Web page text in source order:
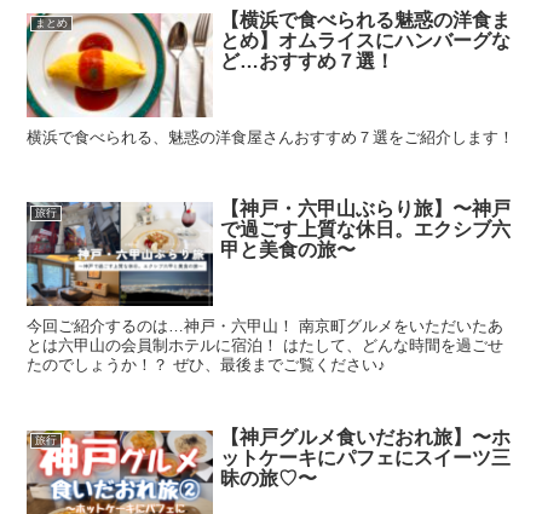
まとめ
【横浜で食べられる魅惑の洋食ま
とめ】オムライスにハンバーグな
ど…おすすめ７選！
横浜で食べられる、魅惑の洋食屋さんおすすめ７選をご紹介します！
旅行
【神戸・六甲山ぶらり旅】〜神戸
で過ごす上質な休日。エクシブ六
甲と美食の旅〜
今回ご紹介するのは…神戸・六甲山！ 南京町グルメをいただいたあ
とは六甲山の会員制ホテルに宿泊！ はたして、どんな時間を過ごせ
たのでしょうか！？ ぜひ、最後までご覧ください♪
旅行
【神戸グルメ食いだおれ旅】〜ホ
ットケーキにパフェにスイーツ三
昧の旅♡〜